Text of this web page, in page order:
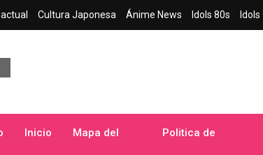
Cultura Japonesa Ánime News Idols 80s Idols
Inicio Mapa del Politica de